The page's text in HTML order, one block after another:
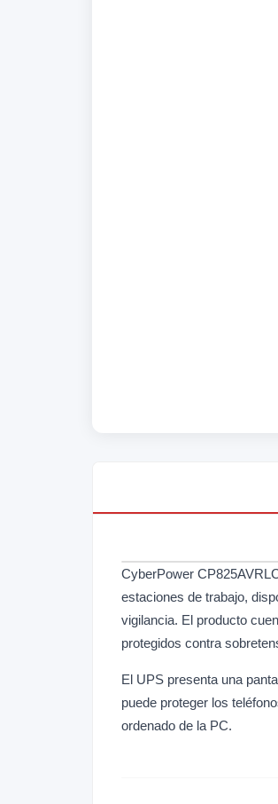
CyberPower
estaciones de trabajo,
vigilancia. El producto
protegidos contra
El UPS presenta una
puede proteger los
ordenado de la PC.